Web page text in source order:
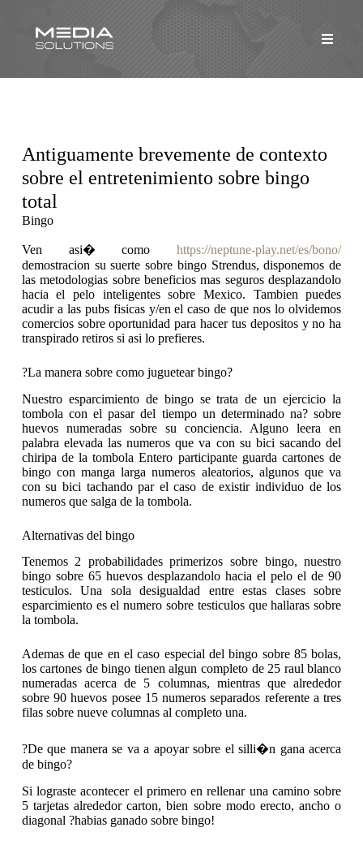
Antiguamente brevemente de contexto
sobre el entretenimiento sobre bingo
total
Bingo
Ven asi� comohttps://neptune-play.net/es/bono/
demostracion su suerte sobre bingo Strendus, disponemos de
las metodologias sobre beneficios mas seguros desplazandolo
hacia el pelo inteligentes sobre Mexico. Tambien puedes
acudir a las pubs fisicas y/en el caso de que nos lo olvidemos
comercios sobre oportunidad para hacer tus depositos y no ha
transpirado retiros si asi lo prefieres.
?La manera sobre como juguetear bingo?
Nuestro esparcimiento de bingo se trata de un ejercicio la
tombola con el pasar del tiempo un determinado na? sobre
huevos numeradas sobre su conciencia. Alguno leera en
palabra elevada las numeros que va con su bici sacando del
chiripa de la tombola Entero participante guarda cartones de
bingo con manga larga numeros aleatorios, algunos que va
con su bici tachando par el caso de existir individuo de los
numeros que salga de la tombola.
Alternativas del bingo
Tenemos 2 probabilidades primerizos sobre bingo, nuestro
bingo sobre 65 huevos desplazandolo hacia el pelo el de 90
testiculos. Una sola desigualdad entre estas clases sobre
esparcimiento es el numero sobre testiculos que hallaras sobre
la tombola.
Ademas de que en el caso especial del bingo sobre 85 bolas,
los cartones de bingo tienen algun completo de 25 raul blanco
numeradas acerca de 5 columnas, mientras que alrededor
sobre 90 huevos posee 15 numeros separados referente a tres
filas sobre nueve columnas al completo una.
?De que manera se va a apoyar sobre el silli�n gana acerca
de bingo?
Si lograste acontecer el primero en rellenar una camino sobre
5 tarjetas alrededor carton, bien sobre modo erecto, ancho o
diagonal ?habias ganado sobre bingo!